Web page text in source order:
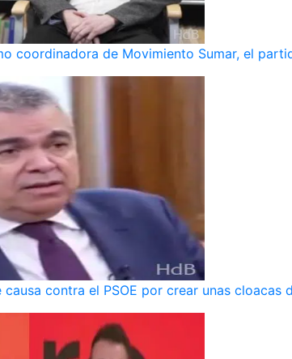
coordinadora de Movimiento Sumar, el
causa contra el PSOE por crear unas